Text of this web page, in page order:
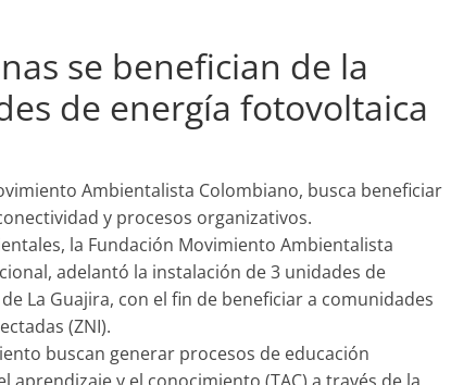
se benefician de la
de energía fotovoltaica
Ambientalista Colombiano, busca beneficiar
y procesos organizativos.
la Fundación Movimiento Ambientalista
adelantó la instalación de 3 unidades de
La Guajira, con el fin de beneficiar a comunidades
(ZNI).
buscan generar procesos de educación